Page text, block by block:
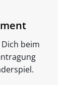
beim